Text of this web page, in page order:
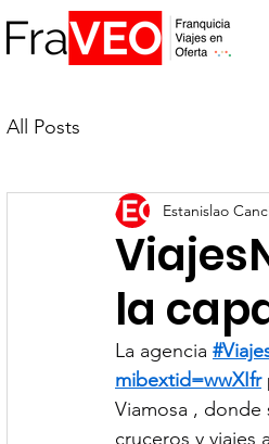
All Posts
la
Estanislao
La agencia
mibextid=wwXIfr
Viamosa , donde
cruceros y viajes